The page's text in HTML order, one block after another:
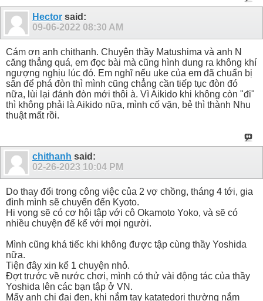
Hector said:
09-06-2022 08:30 AM
Cám ơn anh chithanh. Chuyện thầy Matushima và anh N
căng thẳng quá, em đọc bài mà cũng hình dung ra không khí
ngượng nghịu lúc đó. Em nghĩ nếu uke của em đã chuẩn bị
sẵn để phá đòn thì mình cũng chẳng cần tiếp tục đòn đó
nữa, lùi lại đánh đòn mới thôi à. Vì Aikido khi không còn "đi"
thì không phải là Aikido nữa, mình cố vặn, bẻ thì thành Nhu
thuật mất rồi.
chithanh said:
02-26-2023 10:04 PM
Do thay đổi trong công việc của 2 vợ chồng, tháng 4 tới, gia
đình mình sẽ chuyển đến Kyoto.
Hi vọng sẽ có cơ hội tập với cô Okamoto Yoko, và sẽ có
nhiều chuyện để kể với mọi người.
Mình cũng khá tiếc khi không được tập cùng thầy Yoshida
nữa.
Tiện đây xin kể 1 chuyện nhỏ.
Đợt trước về nước chơi, mình có thử vài động tác của thầy
Yoshida lên các bạn tập ở VN.
Mấy anh chị đai đen, khi nắm tay katatedori thường nắm